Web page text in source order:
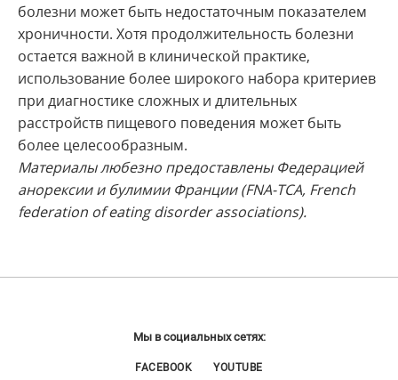
болезни может быть недостаточным показателем
хроничности. Хотя продолжительность болезни
остается важной в клинической практике,
использование более широкого набора критериев
при диагностике сложных и длительных
расстройств пищевого поведения может быть
более целесообразным.
Материалы любезно предоставлены Федерацией
анорексии и булимии Франции (FNA-TCA, French
federation of eating disorder associations).
Мы в социальных сетях:
FACEBOOK YOUTUBE